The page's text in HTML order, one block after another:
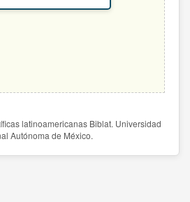
latinoamericanas Biblat. Universidad
Autónoma de México.